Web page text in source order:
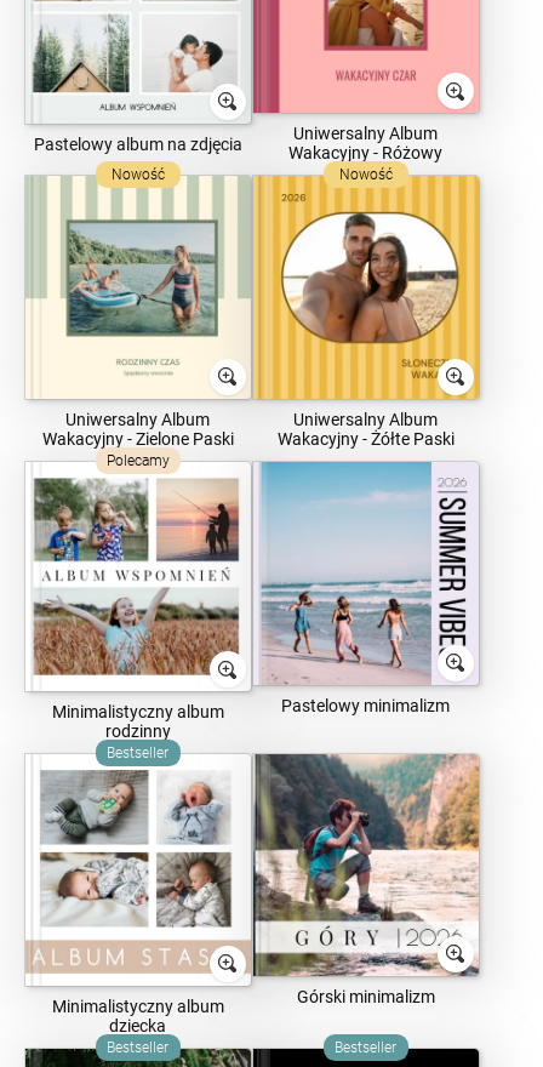
Pastelowy album na zdjęcia
Uniwersalny Album
Wakacyjny - Różowy
Nowość
Uniwersalny Album
Wakacyjny - Zielone Paski
Nowość
Uniwersalny Album
Wakacyjny - Żółte Paski
Polecamy
Minimalistyczny album
rodzinny
Pastelowy minimalizm
Bestseller
Minimalistyczny album
dziecka
Górski minimalizm
Bestseller Bestseller